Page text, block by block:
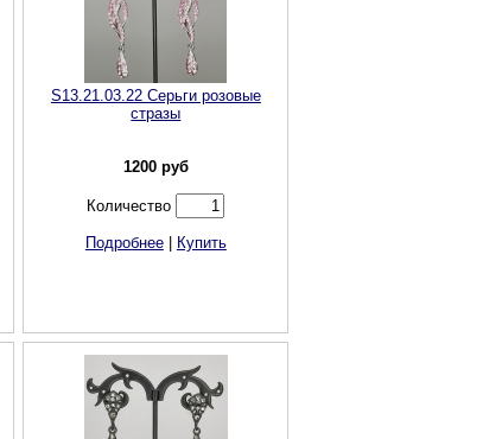
S13.21.03.22 Серьги розовые
стразы
1200руб
Количество
Подробнее| Купить